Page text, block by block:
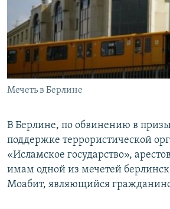
ПОБЕДИТЕЛЕЙ НЕ СУДЯТ?
КРЫМ.НЕПОКОРЕННЫЙ
ELIFBE
УКРАИНСКАЯ ПРОБЛЕМА КРЫМА
ПРИСОЕДИНЯЙТЕСЬ!
Все сайты RFE/RL
Мечеть в Берлине
В Берлине, по обвинению в
поддержке террористической
«Исламское государство»,
имам одной из мечетей
Моабит, являющийся